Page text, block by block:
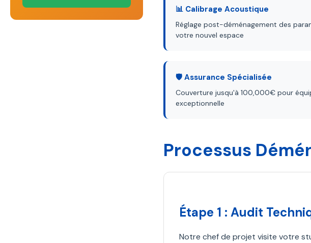
📊 Calibrage Acoustique
Réglage post-déménagement des
votre nouvel espace
🛡️ Assurance Spécialisée
Couverture jusqu'à 100,000€ pour
exceptionnelle
Processus
Étape 1 : Audit
Notre chef de projet visite votre